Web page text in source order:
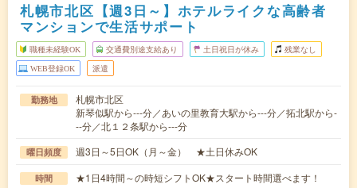
札幌市北区【週3日～】ホテルライクな高齢者
マンションで生活サポート
職種未経験OK 交通費別途支給あり 土日祝日が休み 残業なし
WEB登録OK 派遣
勤務地
札幌市北区
新琴似駅から---分／あいの里教育大駅から---分／拓北駅から-
--分／北１２条駅から---分
曜日頻度 週3日～5日OK（月～金） ★土日休みOK
時間
★1日4時間～の時短シフトOK★スタート時間選べます！